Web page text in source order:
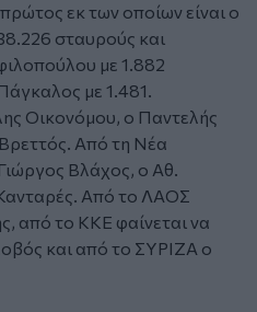
εκ των οποίων είναι ο
σταυρούς και
με 1.882
με 1.481.
Οικονόμου, ο Παντελής
Από τη Νέα
Βλάχος, ο Αθ.
Από το ΛΑΟΣ
από το ΚΚΕ φαίνεται να
και από το ΣΥΡΙΖΑ ο